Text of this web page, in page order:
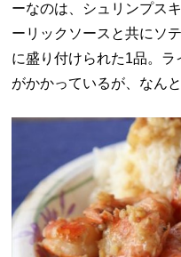
ーなのは、シュリンプス
ーリックソースと共にソ
に盛り付けられた1品。
がかかっているが、なん